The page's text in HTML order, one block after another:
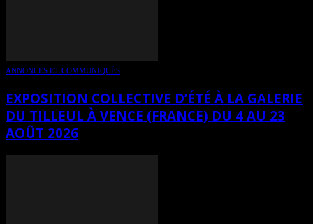
ANNONCES ET COMMUNIQUÉS
EXPOSITION COLLECTIVE D’ÉTÉ À LA GALERIE
DU TILLEUL À VENCE (FRANCE) DU 4 AU 23
AOÛT 2026